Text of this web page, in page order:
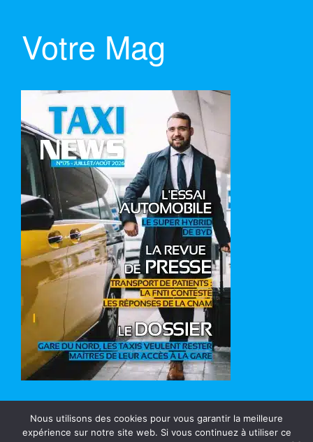
Votre Mag
Nous utilisons des cookies pour vous garantir la meilleure
expérience sur notre site web. Si vous continuez à utiliser ce